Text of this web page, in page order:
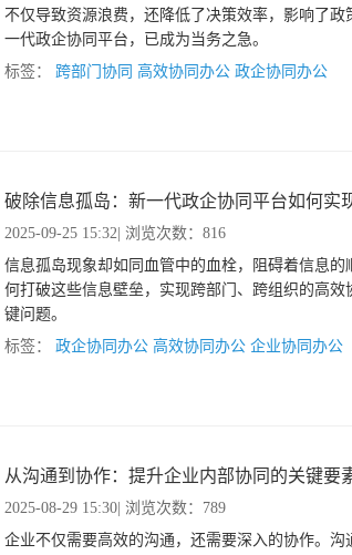
不仅导致资源浪费，还降低了决策效率，影响了
一代政企协同平台，已成为当务之急。
标签：
跨部门协同 高效协同办公 政企协同办公
破除信息孤岛：新一代政企协同平台如何实
2025-09-25 15:32 | 浏览次数：816
信息孤岛现象却如同血管中的血栓，阻碍着信息
何打破这些信息壁垒，实现跨部门、跨组织的高
键问题。
标签：
政企协同办公 高效协同办公 企业协同办公
从沟通到协作：提升企业内部协同的关键要
2025-08-29 15:30 | 浏览次数：789
企业不仅需要高效的沟通，还需要深入的协作。